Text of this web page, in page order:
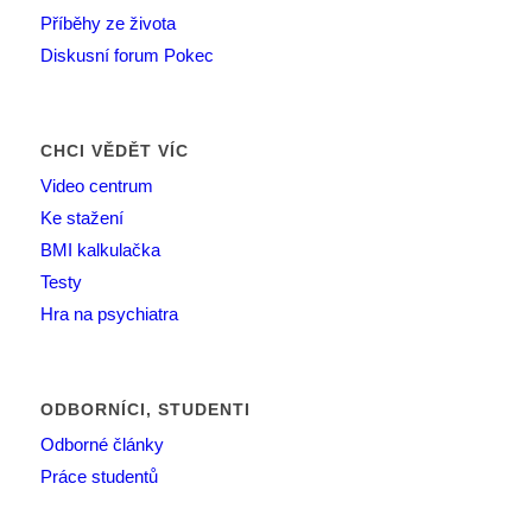
Příběhy ze života
Diskusní forum Pokec
CHCI VĚDĚT VÍC
Video centrum
Ke stažení
BMI kalkulačka
Testy
Hra na psychiatra
ODBORNÍCI, STUDENTI
Odborné články
Práce studentů